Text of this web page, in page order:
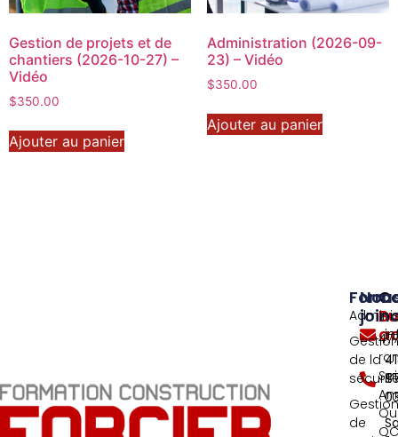
Gestion de projets et de
chantiers (2026-10-27) –
Vidéo
$350.00
Ajouter au panier
Administration (2026-09-
23) – Vidéo
$350.00
Ajouter au panier
de la
de